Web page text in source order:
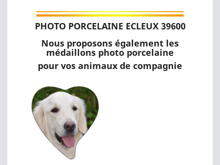
PHOTO PORCELAINE ECLEUX 39600
Nous proposons également les
médaillons photo porcelaine
pour vos animaux de compagnie